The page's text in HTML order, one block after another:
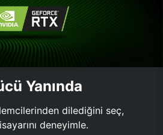
Yanında
dilediğini seç,
deneyimle.